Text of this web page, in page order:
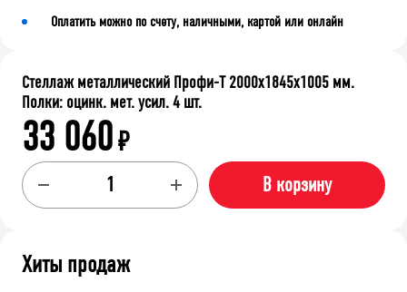
Оплатить можно по счету, наличными, картой или онлайн
Стеллаж металлический Профи-Т 2000x1845x1005 мм.
Полки: оцинк. мет. усил. 4 шт.
33 060₽
В корзину
Хиты продаж